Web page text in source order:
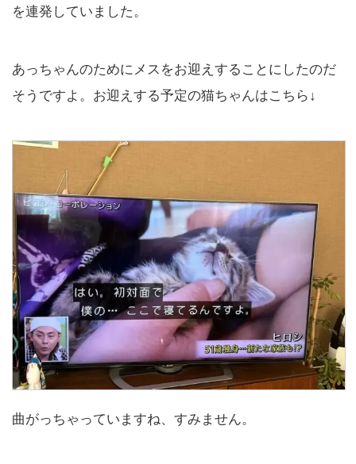
を連発していました。
あっちゃんのためにメスをお迎えすることにしたのだ
そうですよ。お迎えする予定の猫ちゃんはこちら↓
曲がっちゃっていますね、すみません。